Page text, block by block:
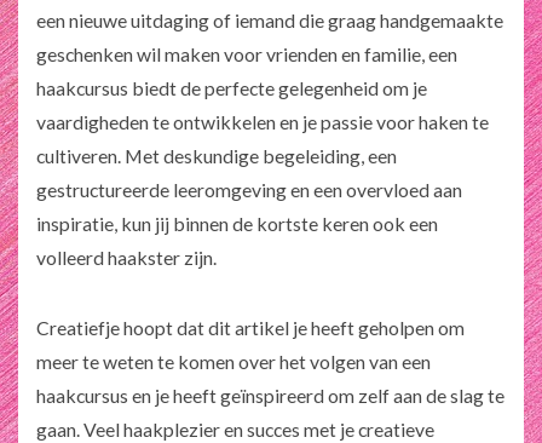
een nieuwe uitdaging of iemand die graag handgemaakte
geschenken wil maken voor vrienden en familie, een
haakcursus biedt de perfecte gelegenheid om je
vaardigheden te ontwikkelen en je passie voor haken te
cultiveren. Met deskundige begeleiding, een
gestructureerde leeromgeving en een overvloed aan
inspiratie, kun jij binnen de kortste keren ook een
volleerd haakster zijn.
Creatiefje hoopt dat dit artikel je heeft geholpen om
meer te weten te komen over het volgen van een
haakcursus en je heeft geïnspireerd om zelf aan de slag te
gaan. Veel haakplezier en succes met je creatieve